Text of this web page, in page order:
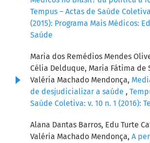
Tempus – Actas de Saúde
(2015): Programa Mais Médicos:
Saúde
Maria dos Remédios Mendes
Célia Delduque, Maria Fátima de
Valéria Machado Mendonça,
de desjudicializar a saúde ,
Saúde Coletiva: v. 10 n. 1 (2016):
Alana Dantas Barros, Edu Turte
Valéria Machado Mendonça, A